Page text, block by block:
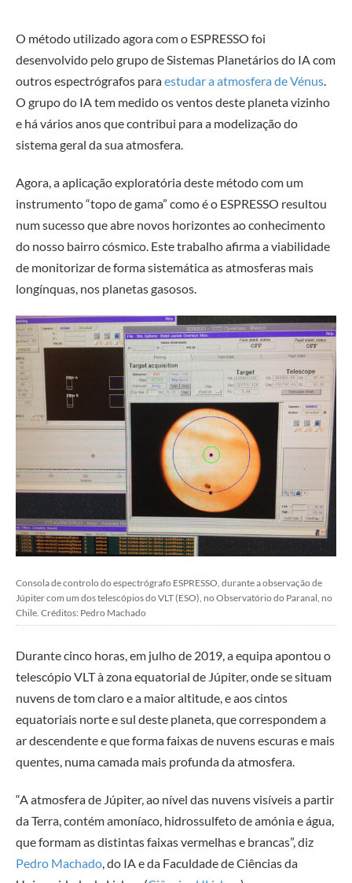
O método utilizado agora com o ESPRESSO foi
desenvolvido pelo grupo de Sistemas Planetários do IA com
outros espectrógrafos paraestudar a atmosfera de Vénus.
O grupo do IA tem medido os ventos deste planeta vizinho
e há vários anos que contribui para a modelização do
sistema geral da sua atmosfera.
Agora, a aplicação exploratória deste método com um
instrumento “topo de gama” como é o ESPRESSO resultou
num sucesso que abre novos horizontes ao conhecimento
do nosso bairro cósmico. Este trabalho afirma a viabilidade
de monitorizar de forma sistemática as atmosferas mais
longínquas, nos planetas gasosos.
Consola de controlo do espectrógrafo ESPRESSO, durante a observação de
Júpiter com um dos telescópios do VLT (ESO), no Observatório do Paranal, no
Chile. Créditos: Pedro Machado
Durante cinco horas, em julho de 2019, a equipa apontou o
telescópio VLT à zona equatorial de Júpiter, onde se situam
nuvens de tom claro e a maior altitude, e aos cintos
equatoriais norte e sul deste planeta, que correspondem a
ar descendente e que forma faixas de nuvens escuras e mais
quentes, numa camada mais profunda da atmosfera.
“A atmosfera de Júpiter, ao nível das nuvens visíveis a partir
da Terra, contém amoníaco, hidrossulfeto de amónia e água,
que formam as distintas faixas vermelhas e brancas”, diz
Pedro Machado , do IA e da Faculdade de Ciências da